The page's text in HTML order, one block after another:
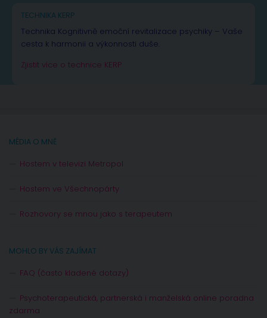
TECHNIKA KERP
Technika Kognitivně emoční revitalizace psychiky – Vaše
cesta k harmonii a výkonnosti duše.
Zjistit více o technice KERP
MÉDIA O MNĚ
Hostem v televizi Metropol
Hostem ve Všechnopárty
Rozhovory se mnou jako s terapeutem
MOHLO BY VÁS ZAJÍMAT
FAQ (často kladené dotazy)
Psychoterapeutická, partnerská i manželská online poradna
zdarma